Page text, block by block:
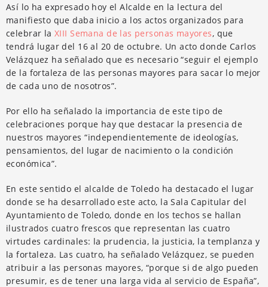
Así lo ha expresado hoy el Alcalde en la lectura del
manifiesto que daba inicio a los actos organizados para
celebrar laXIII Semana de las personas mayores, que
tendrá lugar del 16 al 20 de octubre. Un acto donde Carlos
Velázquez ha señalado que es necesario “seguir el ejemplo
de la fortaleza de las personas mayores para sacar lo mejor
de cada uno de nosotros”.
Por ello ha señalado la importancia de este tipo de
celebraciones porque hay que destacar la presencia de
nuestros mayores “independientemente de ideologías,
pensamientos, del lugar de nacimiento o la condición
económica”.
En este sentido el alcalde de Toledo ha destacado el lugar
donde se ha desarrollado este acto, la Sala Capitular del
Ayuntamiento de Toledo, donde en los techos se hallan
ilustrados cuatro frescos que representan las cuatro
virtudes cardinales: la prudencia, la justicia, la templanza y
la fortaleza. Las cuatro, ha señalado Velázquez, se pueden
atribuir a las personas mayores, “porque si de algo pueden
presumir, es de tener una larga vida al servicio de España”,